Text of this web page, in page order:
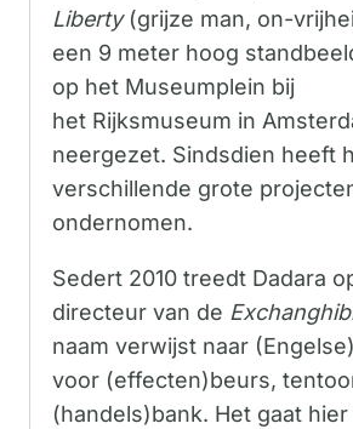
Liberty(grijze man, on-
een 9 meter hoog
op het Museumplein bij
het Rijksmuseum in
neergezet. Sindsdien heeft
verschillende grote
ondernomen.
Sedert 2010 treedt Dadara
directeur van de
naam verwijst naar
voor (effecten)beurs,
(handels)bank. Het gaat